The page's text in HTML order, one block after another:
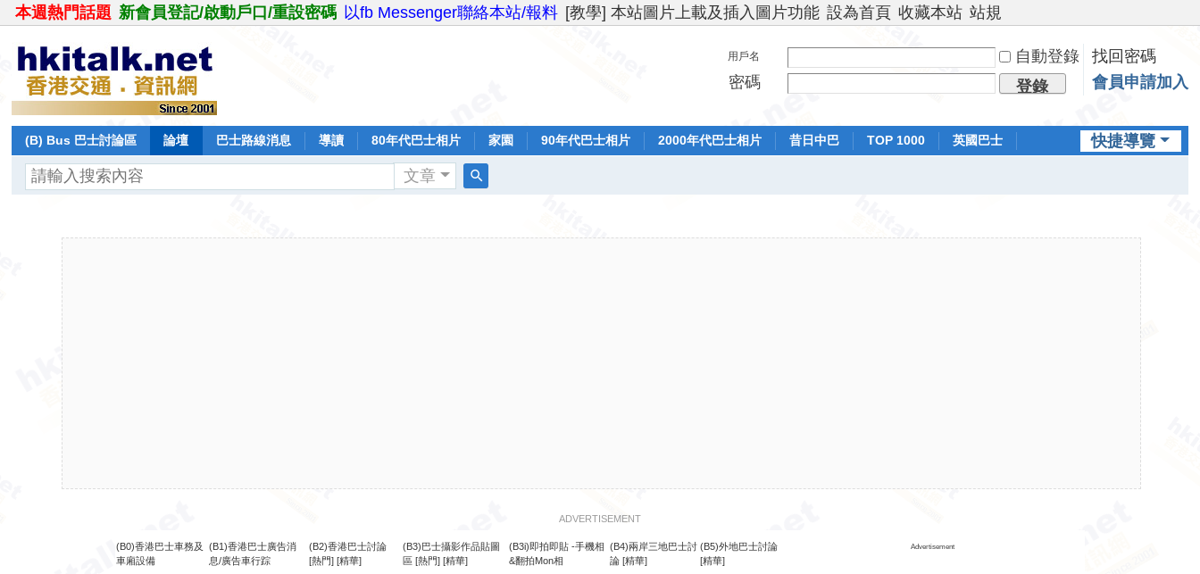
本週熱門話題 新會員登記/啟動戶口/重設密碼 以fb Messenger聯絡本站/報料 [教學] 本站圖片上載及插入圖片功能 設為首頁 收藏本站 站規
用戶名 自動登錄
找回密碼
密碼
登錄 會員申請加入
快捷導覽
(B) Bus 巴士討論區 論壇 巴士路線消息 導讀 80年代巴士相片 家園 90年代巴士相片 2000年代巴士相片 昔日中巴 TOP 1000
英國巴士
文章
ADVERTISEMENT
(B0)香港巴士車務及
車廂設備
(B1)香港巴士廣告消
息/廣告車行踪
(B2)香港巴士討論
[熱門] [精華]
(B3)巴士攝影作品貼圖
區 [熱門] [精華]
(B3i)即拍即貼 -手機相
&翻拍Mon相
(B4)兩岸三地巴士討
論 [精華]
(B5)外地巴士討論
[精華]
Advertisement